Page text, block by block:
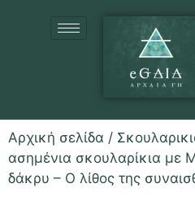
Αρχική σελίδα /
ασημένια σκουλαρίκια με
δάκρυ – Ο λίθος της